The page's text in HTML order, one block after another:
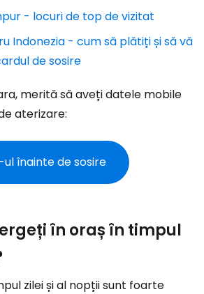
- locuri de top de vizitat
Indonezia - cum să plătiți și să vă
de sosire
merită să aveți datele mobile
aterizare:
înainte de sosire
în oraș în timpul
zilei și al nopții sunt foarte